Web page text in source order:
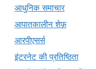
आधुनिक समाचार
आपातकालीन शेफ़
आरपीएसर्स
इंटरनेट की प्रतिष्ठिता